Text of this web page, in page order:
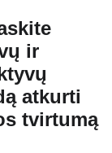
ir
atkurti
tvirtumą